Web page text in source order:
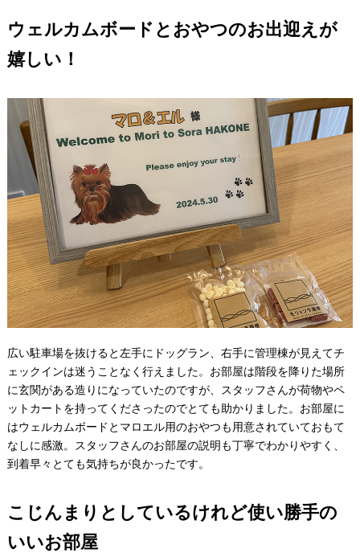
ウェルカムボードとおやつのお出迎えが
嬉しい！
広い駐車場を抜けると左手にドッグラン、右手に管理棟が見えてチ
ェックインは迷うことなく行えました。お部屋は階段を降りた場所
に玄関がある造りになっていたのですが、スタッフさんが荷物やペ
ットカートを持ってくださったのでとても助かりました。お部屋に
はウェルカムボードとマロエル用のおやつも用意されていておもて
なしに感激。スタッフさんのお部屋の説明も丁寧でわかりやすく、
到着早々とても気持ちが良かったです。
こじんまりとしているけれど使い勝手の
いいお部屋